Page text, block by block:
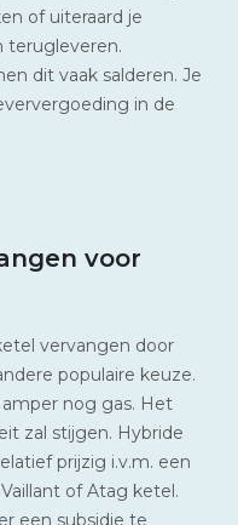
of uiteraard je
terugleveren.
dit vaak salderen. Je
in de
voor
vervangen door
populaire keuze.
nog gas. Het
zal stijgen. Hybride
prijzig i.v.m. een
of Atag ketel.
een subsidie te